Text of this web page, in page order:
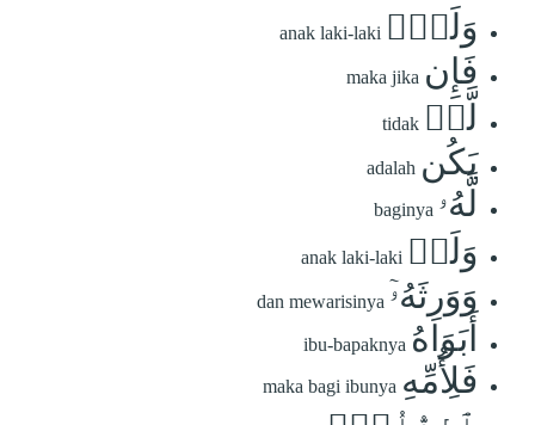
وَلَدٞۚ anak laki-laki
فَإِن maka jika
لَّمۡ tidak
يَكُن adalah
لَّهُۥ baginya
وَلَدٞ anak laki-laki
وَوَرِثَهُۥٓ dan mewarisinya
أَبَوَاهُ ibu-bapaknya
فَلِأُمِّهِ maka bagi ibunya